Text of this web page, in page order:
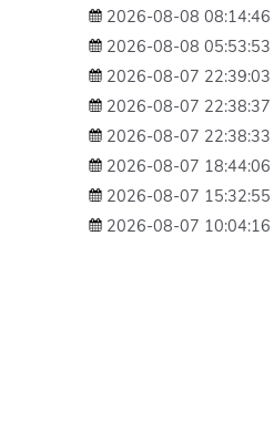
2026-08-08 08:14:46
2026-08-08 05:53:53
2026-08-07 22:39:03
2026-08-07 22:38:37
2026-08-07 22:38:33
2026-08-07 18:44:06
2026-08-07 15:32:55
2026-08-07 10:04:16